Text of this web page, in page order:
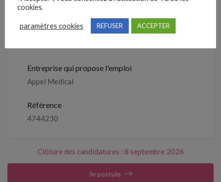
septembre 2026
Détails de l’offre
Entreprise qui propose l'emploi
Appel Medical
Référence
4744230
Clôture des candidatures : 8 septembre 2026
Je postule
cookies.
paramètres cookies REFUSER ACCEPTER